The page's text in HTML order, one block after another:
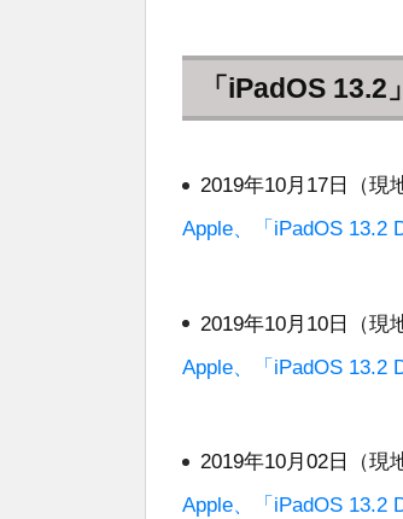
「iPadOS
2019年10月17日（現
Apple、「iPadOS 13.2
2019年10月10日（現
Apple、「iPadOS 13.2
2019年10月02日（現
Apple、「iPadOS 13.2